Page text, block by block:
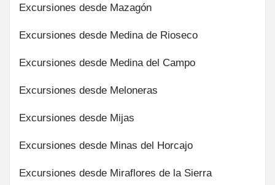
Excursiones desde Mazagón
Excursiones desde Medina de Rioseco
Excursiones desde Medina del Campo
Excursiones desde Meloneras
Excursiones desde Mijas
Excursiones desde Minas del Horcajo
Excursiones desde Miraflores de la Sierra